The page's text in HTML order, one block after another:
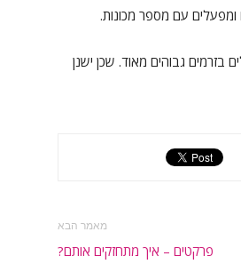
בזרמים גבוהים מאוד. שכן ישנן
מאמר הבא
פרקטים – איך מתחזקים אותם?